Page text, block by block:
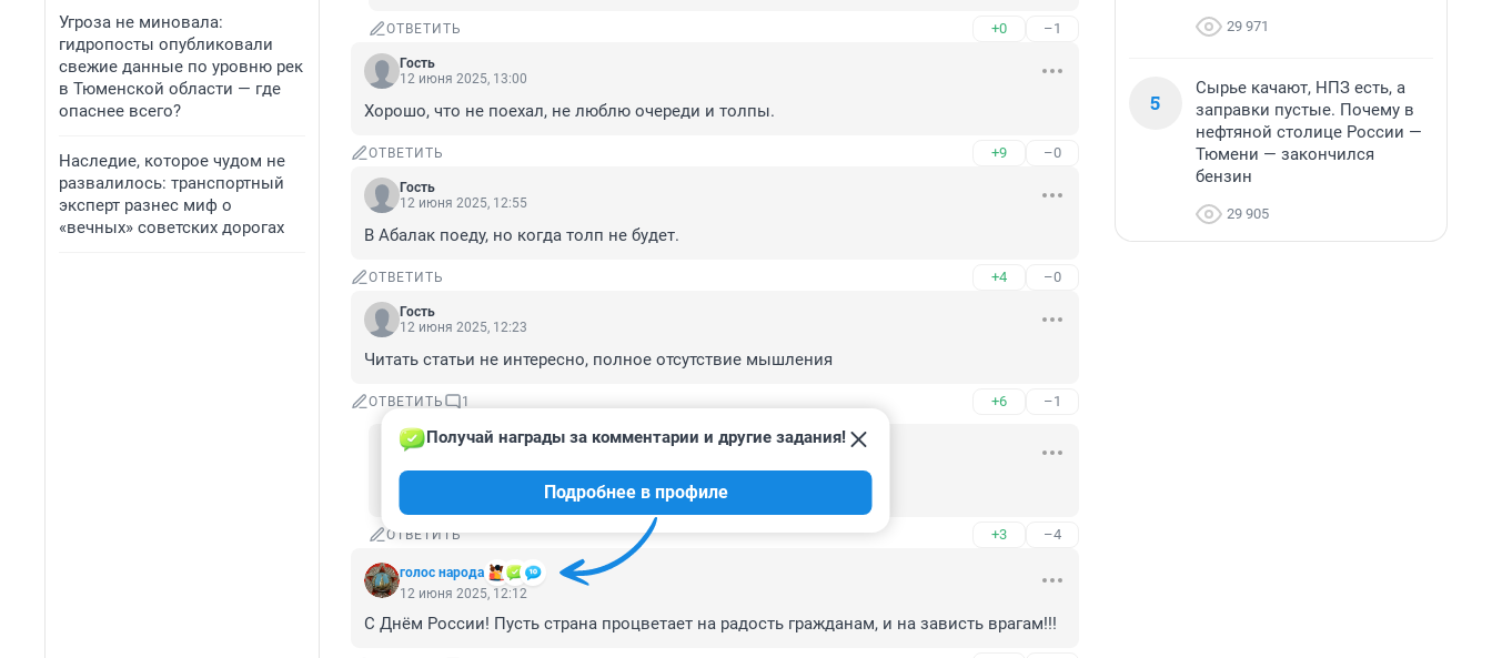
Угроза не миновала:
гидропосты опубликовали
свежие данные по уровню рек
в Тюменской области — где
опаснее всего?
Наследие, которое чудом не
развалилось: транспортный
эксперт разнес миф о
«вечных» советских дорогах
ОТВЕТИТЬ +0 –1
Гость
12 июня 2025, 13:00
Хорошо, что не поехал, не люблю очереди и толпы.
ОТВЕТИТЬ +9 –0
Гость
12 июня 2025, 12:55
В Абалак поеду, но когда толп не будет.
ОТВЕТИТЬ +4 –0
Гость
12 июня 2025, 12:23
Читать статьи не интересно, полное отсутствие мышления
ОТВЕТИТЬ 1 +6 –1
Гость
ОТВЕТИТЬ +3 –4
голос народа
Получай награды за комментарии и другие задания!
Подробнее в профиле
12 июня 2025, 12:12
С Днём России! Пусть страна процветает на радость гражданам, и на зависть врагам!!!
29 971
5
Сырье качают, НПЗ есть, а
заправки пустые. Почему в
нефтяной столице России —
Тюмени — закончился
бензин
29 905